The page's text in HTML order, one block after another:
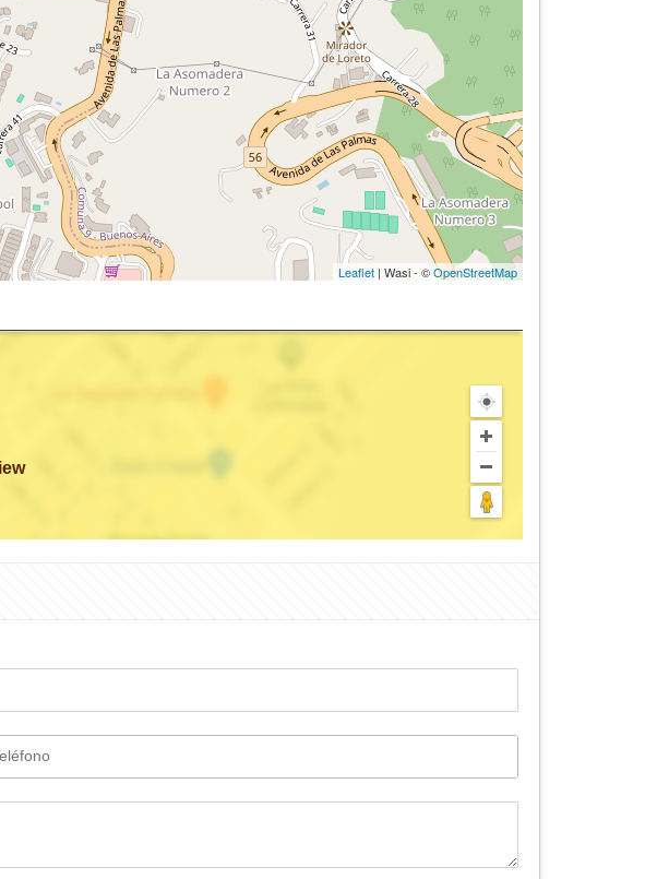
Leaflet | Wasi - ©OpenStreetMap